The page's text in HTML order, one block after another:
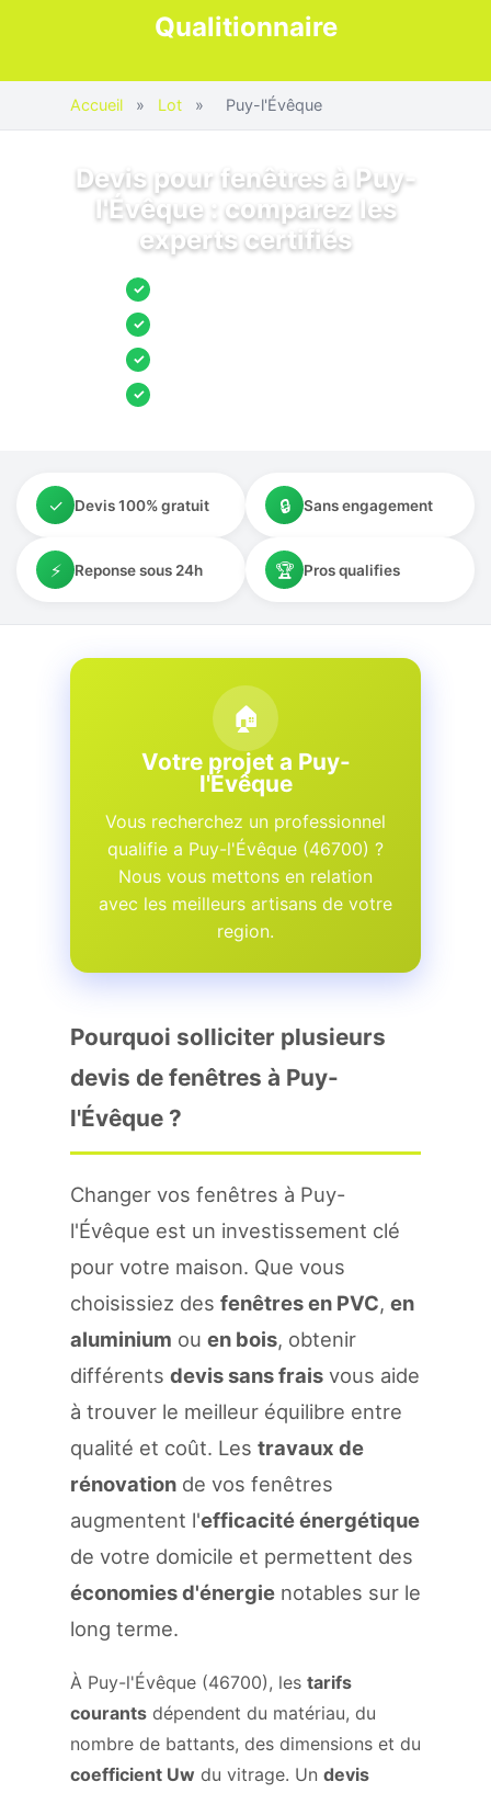
Qualitionnaire
Accueil » Lot » Puy-l'Évêque
Devis pour fenêtres à Puy-
l'Évêque : comparez les
experts certifiés
✓
✓
✓
✓
✓ Devis 100% gratuit 🔒 Sans engagement
⚡ Reponse sous 24h 🏆 Pros qualifies
🏠
Votre projet a Puy-
l'Évêque
Vous recherchez un professionnel
qualifie a Puy-l'Évêque (46700) ?
Nous vous mettons en relation
avec les meilleurs artisans de votre
region.
Pourquoi solliciter plusieurs
devis de fenêtres à Puy-
l'Évêque ?
Changer vos fenêtres à Puy-
l'Évêque est un investissement clé
pour votre maison. Que vous
choisissiez des fenêtres en PVC, en
aluminium ou en bois, obtenir
différents devis sans frais vous aide
à trouver le meilleur équilibre entre
qualité et coût. Les travaux de
rénovation de vos fenêtres
augmentent l'efficacité énergétique
de votre domicile et permettent des
économies d'énergie notables sur le
long terme.
À Puy-l'Évêque (46700), les tarifs
courants dépendent du matériau, du
nombre de battants, des dimensions et du
coefficient Uw du vitrage. Un devis